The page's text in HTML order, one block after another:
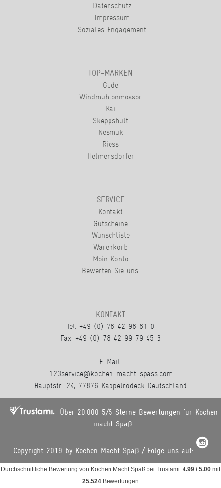
Datenschutz
Impressum
Soziales Engagement
TOP-MARKEN
Güde
Windmühlenmesser
Kai
Skeppshult
Nesmuk
Riess
Helmensdorfer
SERVICE
Kontakt
Gutscheine
Wunschliste
Warenkorb
Mein Konto
Bewerten Sie uns.
KONTAKT
Tel: +49 (0) 78 42 98 61 0
Fax: +49 (0) 78 42 99 79 45 3
E-Mail:
123service@kochen-macht-spass.com
Hauptstr. 24, 77876 Kappelrodeck Deutschland
Über 20.000 5/5 Sterne Bewertungen für Kochen
macht Spaß.
Copyright 2019 by Kochen Macht Spaß / Folge uns auf:
Durchschnittliche Bewertung von Kochen Macht Spaß bei Trustami: 4.99 / 5.00 mit
25.524 Bewertungen